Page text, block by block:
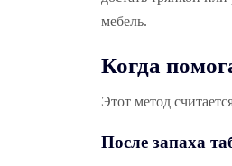
мебель.
Когда
Этот метод
После запаха